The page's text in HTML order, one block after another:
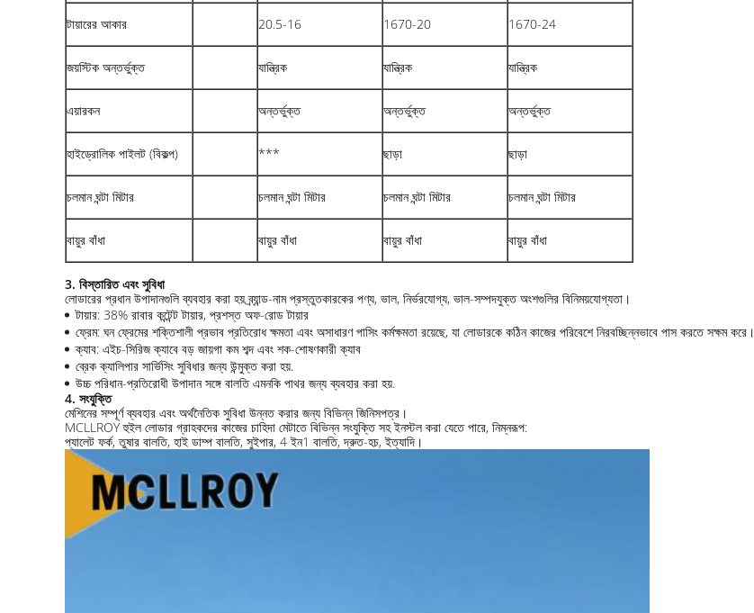
টায়ারের আকার 20.5-16 1670-20 1670-24
জয়স্টিক অন্তর্ভুক্ত যান্ত্রিক যান্ত্রিক যান্ত্রিক
এয়ারকন অন্তর্ভুক্ত অন্তর্ভুক্ত অন্তর্ভুক্ত
হাইড্রোলিক পাইলট (বিকল্প) *** ছাড়া ছাড়া
চলমান ঘন্টা মিটার চলমান ঘন্টা মিটার চলমান ঘন্টা মিটার চলমান ঘন্টা মিটার
বায়ুর বাঁধা বায়ুর বাঁধা বায়ুর বাঁধা বায়ুর বাঁধা
3. বিস্তারিত এবং সুবিধা
লোডারের প্রধান উপাদানগুলি ব্যবহার করা হয় ব্র্যান্ড-নাম প্রস্তুতকারকের পণ্য, ভাল, নির্ভরযোগ্য, ভাল-সম্পদযুক্ত অংশগুলির বিনিময়যোগ্যতা।
টায়ার: 38% রাবার কন্টেন্ট টায়ার, প্রশস্ত অফ-রোড টায়ার
ফ্রেম: ঘন ফ্রেমের শক্তিশালী প্রভাব প্রতিরোধ ক্ষমতা এবং অসাধারণ পাসিং কর্মক্ষমতা রয়েছে, যা লোডারকে কঠিন কাজের পরিবেশে নিরবচ্ছিন্নভাবে পাস করতে সক্ষম করে।
ক্যাব: এইচ-সিরিজ ক্যাবে বড় জায়গা কম শব্দ এবং শক-শোষণকারী ক্যাব
ব্রেক ক্যালিপার সার্ভিসিং সুবিধার জন্য উন্মুক্ত করা হয়.
উচ্চ পরিধান-প্রতিরোধী উপাদান সঙ্গে বালতি এমনকি পাথর জন্য ব্যবহার করা হয়.
4. সংযুক্তি
মেশিনের সম্পূর্ণ ব্যবহার এবং অর্থনৈতিক সুবিধা উন্নত করার জন্য বিভিন্ন জিনিসপত্র।
MCLLROY হুইল লোডার গ্রাহকদের কাজের চাহিদা মেটাতে বিভিন্ন সংযুক্তি সহ ইনস্টল করা যেতে পারে, নিম্নরূপ:
প্যালেট ফর্ক, তুষার বালতি, হাই ডাম্প বালতি, সুইপার, 4 ইন1 বালতি, দ্রুত-হচ, ইত্যাদি।